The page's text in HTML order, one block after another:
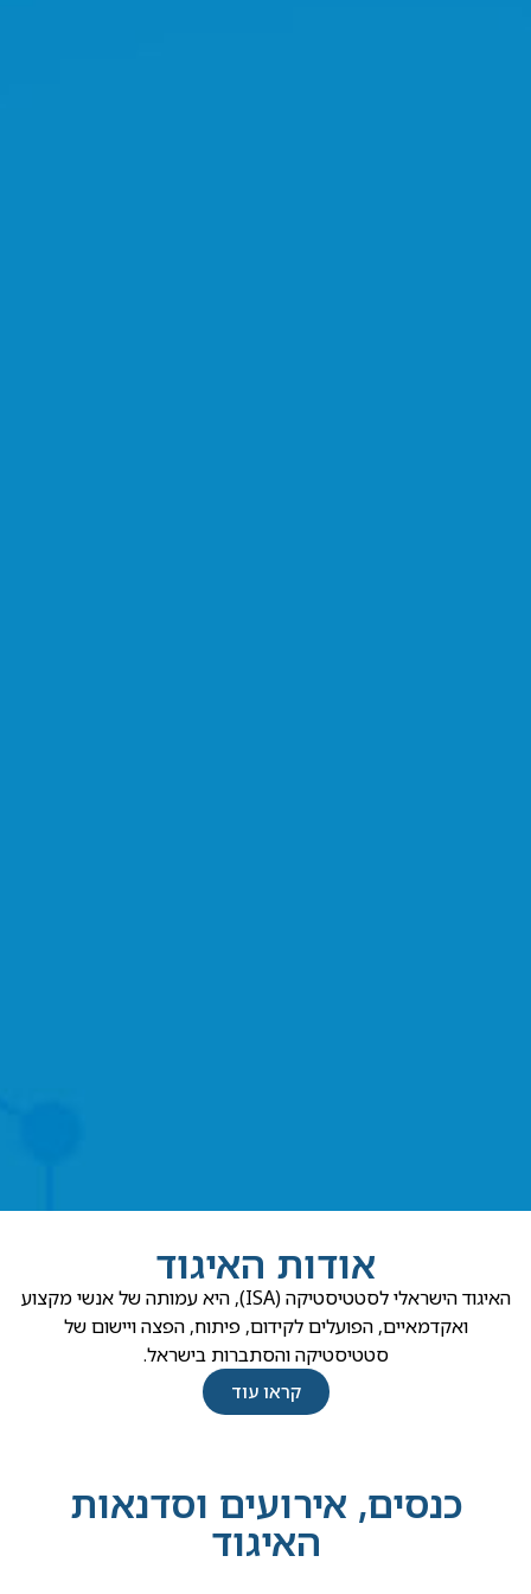
אודות האיגוד
האיגוד הישראלי לסטטיסטיקה (ISA), היא עמותה של אנשי מקצוע
ואקדמאיים, הפועלים לקידום, פיתוח, הפצה ויישום של
סטטיסטיקה והסתברות בישראל.
קראו עוד
כנסים, אירועים וסדנאות
האיגוד